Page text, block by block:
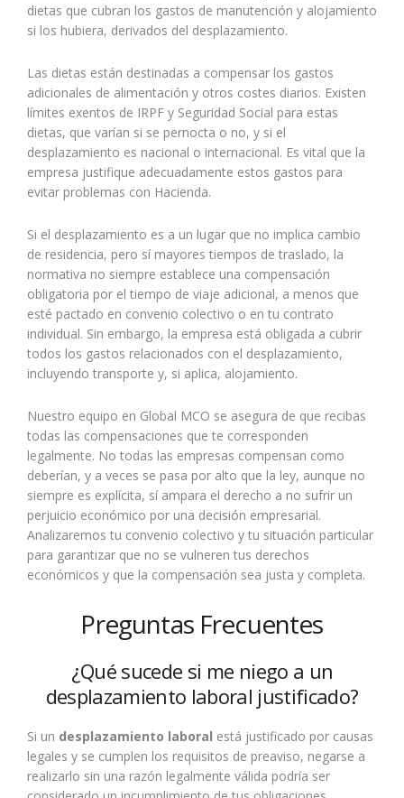
dietas que cubran los gastos de manutención y alojamiento
si los hubiera, derivados del desplazamiento.
Las dietas están destinadas a compensar los gastos
adicionales de alimentación y otros costes diarios. Existen
límites exentos de IRPF y Seguridad Social para estas
dietas, que varían si se pernocta o no, y si el
desplazamiento es nacional o internacional. Es vital que la
empresa justifique adecuadamente estos gastos para
evitar problemas con Hacienda.
Si el desplazamiento es a un lugar que no implica cambio
de residencia, pero sí mayores tiempos de traslado, la
normativa no siempre establece una compensación
obligatoria por el tiempo de viaje adicional, a menos que
esté pactado en convenio colectivo o en tu contrato
individual. Sin embargo, la empresa está obligada a cubrir
todos los gastos relacionados con el desplazamiento,
incluyendo transporte y, si aplica, alojamiento.
Nuestro equipo en Global MCO se asegura de que recibas
todas las compensaciones que te corresponden
legalmente. No todas las empresas compensan como
deberían, y a veces se pasa por alto que la ley, aunque no
siempre es explícita, sí ampara el derecho a no sufrir un
perjuicio económico por una decisión empresarial.
Analizaremos tu convenio colectivo y tu situación particular
para garantizar que no se vulneren tus derechos
económicos y que la compensación sea justa y completa.
Preguntas Frecuentes
¿Qué sucede si me niego a un
desplazamiento laboral justificado?
Si un desplazamiento laboral está justificado por causas
legales y se cumplen los requisitos de preaviso, negarse a
realizarlo sin una razón legalmente válida podría ser